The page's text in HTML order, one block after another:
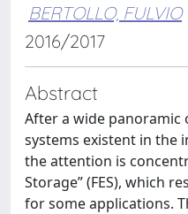
BERTOLLO, FULVIO
2016/2017
Abstract
After a wide panoramic
systems existent in the
the attention is
Storage” (FES), which
for some applications.